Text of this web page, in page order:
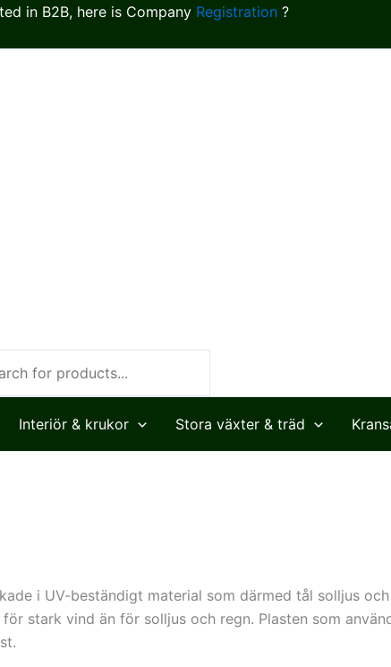
in B2B, here is Company Registration?
Interiör & krukor Stora växter & träd
i UV-beständigt material som därmed tål solljus
stark vind än för solljus och regn. Plasten som